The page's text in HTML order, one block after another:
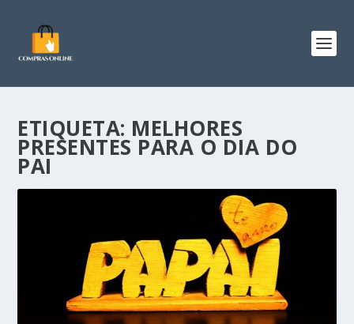
ETIQUETA: MELHORES
PRESENTES PARA O DIA DO
PAI